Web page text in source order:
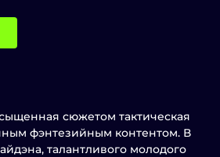
сюжетом тактическая
фэнтезийным контентом. В
талантливого молодого